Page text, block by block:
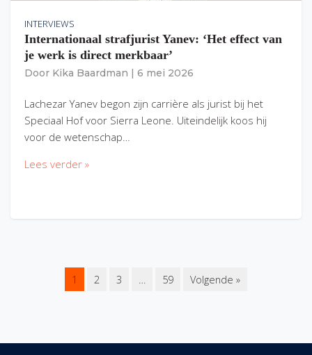
INTERVIEWS
Internationaal strafjurist Yanev: ‘Het effect van
je werk is direct merkbaar’
Door Kika Baardman 6 mei 2026
Lachezar Yanev begon zijn carrière als jurist bij het
Speciaal Hof voor Sierra Leone. Uiteindelijk koos hij
voor de wetenschap…
Lees verder »
1 2 3 … 59 Volgende »